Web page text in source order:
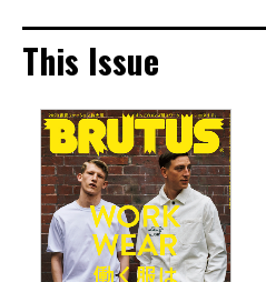
This Issue